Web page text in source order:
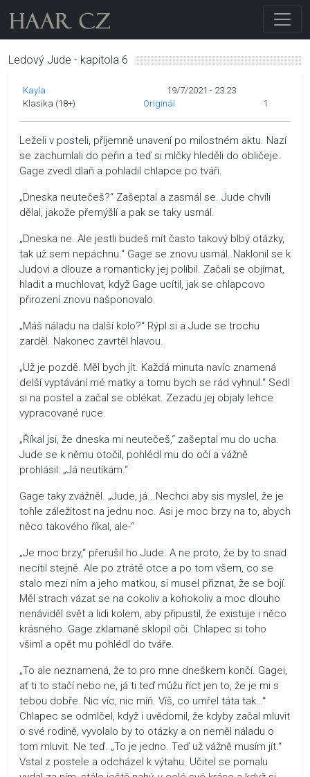
Ledový Jude - kapitola 6
Kayla
19/7/2021 - 23:23
Klasika (18+)
Originál 1
Leželi v posteli, příjemně unavení po milostném aktu. Nazí
se zachumlali do peřin a teď si mlčky hleděli do obličeje.
Gage zvedl dlaň a pohladil chlapce po tváři.
„Dneska neutečeš?“ Zašeptal a zasmál se. Jude chvíli
dělal, jakože přemýšlí a pak se taky usmál.
„Dneska ne. Ale jestli budeš mít často takový blbý otázky,
tak už sem nepáchnu.“ Gage se znovu usmál. Naklonil se k
Judovi a dlouze a romanticky jej políbil. Začali se objímat,
hladit a muchlovat, když Gage ucítil, jak se chlapcovo
přirození znovu našponovalo.
„Máš náladu na další kolo?“ Rýpl si a Jude se trochu
zarděl. Nakonec zavrtěl hlavou.
„Už je pozdě. Měl bych jít. Každá minuta navíc znamená
delší vyptávání mé matky a tomu bych se rád vyhnul.“ Sedl
si na postel a začal se oblékat. Zezadu jej objaly lehce
vypracované ruce.
„Říkal jsi, že dneska mi neutečeš,“ zašeptal mu do ucha.
Jude se k němu otočil, pohlédl mu do očí a vážně
prohlásil: „Já neutíkám.“
Gage taky zvážněl. „Jude, já...Nechci aby sis myslel, že je
tohle záležitost na jednu noc. Asi je moc brzy na to, abych
něco takového říkal, ale-“
„Je moc brzy,“ přerušil ho Jude. A ne proto, že by to snad
necítil stejně. Ale po ztrátě otce a po tom všem, co se
stalo mezi ním a jeho matkou, si musel přiznat, že se bojí.
Měl strach vázat se na cokoliv a kohokoliv a moc dlouho
nenáviděl svět a lidi kolem, aby připustil, že existuje i něco
krásného. Gage zklamaně sklopil oči. Chlapec si toho
všiml a opět mu pohlédl do tváře.
„To ale neznamená, že to pro mne dneškem končí. Gagei,
ať ti to stačí nebo ne, já ti teď můžu říct jen to, že je mi s
tebou dobře. Nic víc, nic míň. Víš, co umřel táta tak…“
Chlapec se odmlčel, když i uvědomil, že kdyby začal mluvit
o své rodině, vyvolalo by to otázky a on neměl náladu o
tom mluvit. Ne teď. „To je jedno. Teď už vážně musím jít.“
Vstal z postele a odcházel k výtahu. Učitel se pomalu